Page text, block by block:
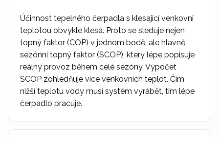
Účinnost tepelného čerpadla s klesající venkovní
teplotou obvykle klesá. Proto se sleduje nejen
topný faktor (COP) v jednom bodě, ale hlavně
sezónní topný faktor (SCOP), který lépe popisuje
reálný provoz během celé sezóny. Výpočet
SCOP zohledňuje více venkovních teplot. Čím
nižší teplotu vody musí systém vyrábět, tím lépe
čerpadlo pracuje.